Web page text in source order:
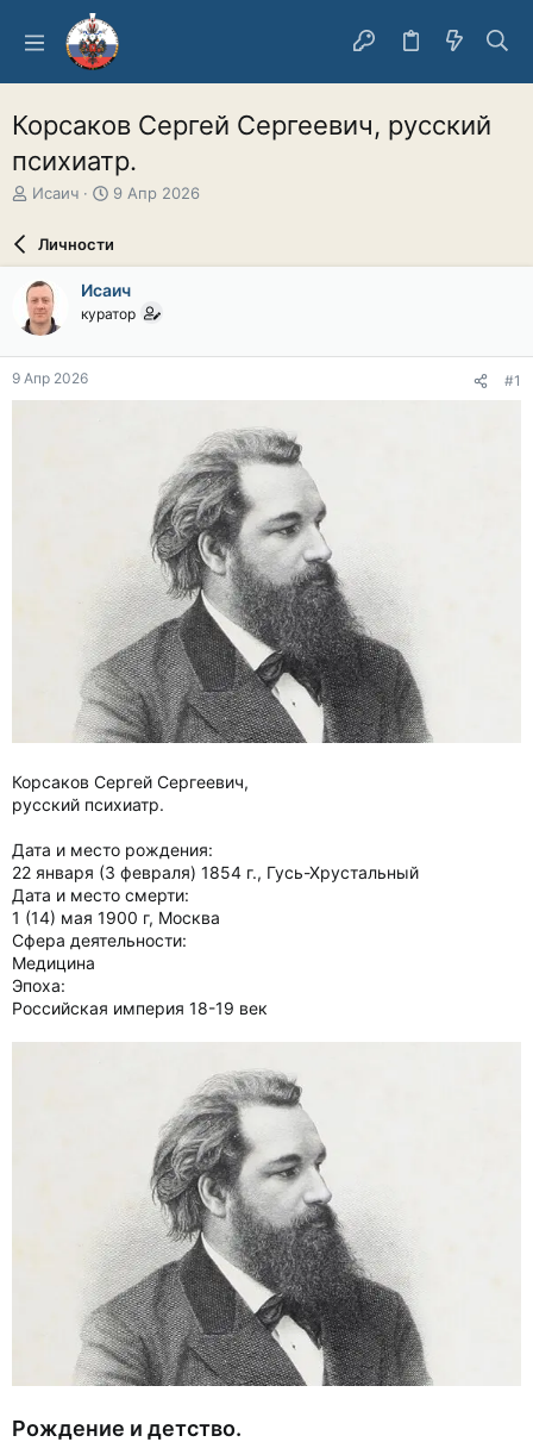
Корсаков Сергей Сергеевич, русский
психиатр.
А
о
р
т
е
м
ы
Исаич
Д
а
а
ч
л
9 Апр 2026
Личности
Исаич
куратор
9 Апр 2026 #1
Корсаков Сергей Сергеевич,
русский психиатр.
Дата и место рождения:
22 января (3 февраля) 1854 г., Гусь-Хрустальный
Дата и место смерти:
1 (14) мая 1900 г, Москва
Сфера деятельности:
Медицина
Эпоха:
Российская империя 18-19 век
Рождение и детство.